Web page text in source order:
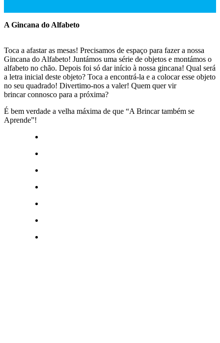
A Gincana do Alfabeto
Toca a afastar as mesas! Precisamos de espaço para fazer a nossa
Gincana do Alfabeto! Juntámos uma série de objetos e montámos o
alfabeto no chão. Depois foi só dar início à nossa gincana! Qual será
a letra inicial deste objeto? Toca a encontrá-la e a colocar esse objeto
no seu quadrado! Divertimo-nos a valer! Quem quer vir
brincar connosco para a próxima?
É bem verdade a velha máxima de que “A Brincar também se
Aprende”!